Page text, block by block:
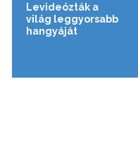
Levideózták a
világ leggyorsabb
hangyáját